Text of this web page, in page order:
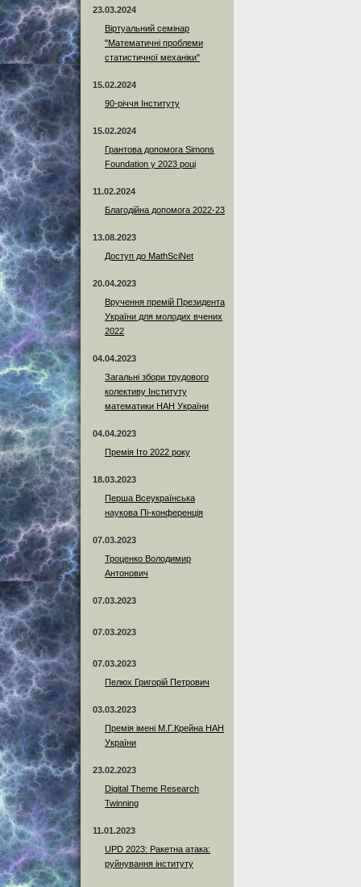
23.03.2024
Віртуальний семінар
"Математичні проблеми
статистичної механіки"
15.02.2024
90-річчя Інституту
15.02.2024
Грантова допомога Simons
Foundation у 2023 році
11.02.2024
Благодійна допомога 2022-23
13.08.2023
Доступ до MathSciNet
20.04.2023
Вручення премій Президента
України для молодих вчених
2022
04.04.2023
Загальні збори трудового
колективу Інституту
математики НАН України
04.04.2023
Премія Іто 2022 року
18.03.2023
Перша Всеукраїнська
наукова Пі-конференція
07.03.2023
Троценко Володимир
Антонович
07.03.2023
07.03.2023
07.03.2023
Пелюх Григорій Петрович
03.03.2023
Премія імені М.Г.Крейна НАН
України
23.02.2023
Digital Theme Research
Twinning
11.01.2023
UPD 2023: Ракетна атака:
руйнування інституту